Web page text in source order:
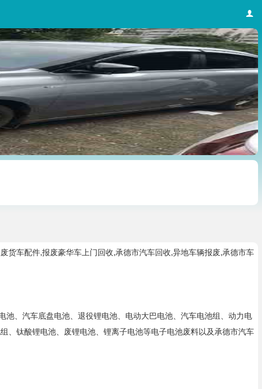
货车配件,报废豪华车上门回收,承德市汽车回收,异地车辆报废,承德市车
、汽车底盘电池、退役锂电池、电动大巴电池、汽车电池组、动力电
、钛酸锂电池、废锂电池、锂离子电池等电子电池废料以及承德市汽车